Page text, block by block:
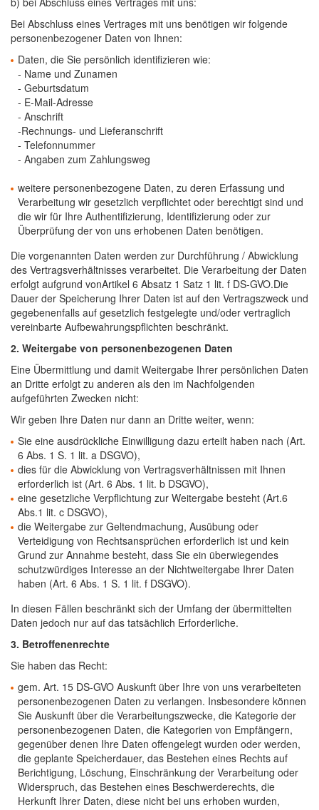
Bei Abschluss eines Vertrages mit uns benötigen wir folgende
personenbezogener Daten von Ihnen:
Daten, die Sie persönlich identifizieren wie:
- Name und Zunamen
- Geburtsdatum
- E-Mail-Adresse
- Anschrift
-Rechnungs- und Lieferanschrift
- Telefonnummer
- Angaben zum Zahlungsweg
weitere personenbezogene Daten, zu deren Erfassung und
Verarbeitung wir gesetzlich verpflichtet oder berechtigt sind und
die wir für Ihre Authentifizierung, Identifizierung oder zur
Überprüfung der von uns erhobenen Daten benötigen.
Die vorgenannten Daten werden zur Durchführung / Abwicklung
des Vertragsverhältnisses verarbeitet. Die Verarbeitung der Daten
erfolgt aufgrund vonArtikel 6 Absatz 1 Satz 1 lit. f DS-GVO.Die
Dauer der Speicherung Ihrer Daten ist auf den Vertragszweck und
gegebenenfalls auf gesetzlich festgelegte und/oder vertraglich
vereinbarte Aufbewahrungspflichten beschränkt.
2. Weitergabe von personenbezogenen Daten
Eine Übermittlung und damit Weitergabe Ihrer persönlichen Daten
an Dritte erfolgt zu anderen als den im Nachfolgenden
aufgeführten Zwecken nicht:
Wir geben Ihre Daten nur dann an Dritte weiter, wenn:
Sie eine ausdrückliche Einwilligung dazu erteilt haben nach (Art.
6 Abs. 1 S. 1 lit. a DSGVO),
dies für die Abwicklung von Vertragsverhältnissen mit Ihnen
erforderlich ist (Art. 6 Abs. 1 lit. b DSGVO),
eine gesetzliche Verpflichtung zur Weitergabe besteht (Art.6
Abs.1 lit. c DSGVO),
die Weitergabe zur Geltendmachung, Ausübung oder
Verteidigung von Rechtsansprüchen erforderlich ist und kein
Grund zur Annahme besteht, dass Sie ein überwiegendes
schutzwürdiges Interesse an der Nichtweitergabe Ihrer Daten
haben (Art. 6 Abs. 1 S. 1 lit. f DSGVO).
In diesen Fällen beschränkt sich der Umfang der übermittelten
Daten jedoch nur auf das tatsächlich Erforderliche.
3. Betroffenenrechte
Sie haben das Recht:
gem. Art. 15 DS-GVO Auskunft über Ihre von uns verarbeiteten
personenbezogenen Daten zu verlangen. Insbesondere können
Sie Auskunft über die Verarbeitungszwecke, die Kategorie der
personenbezogenen Daten, die Kategorien von Empfängern,
gegenüber denen Ihre Daten offengelegt wurden oder werden,
die geplante Speicherdauer, das Bestehen eines Rechts auf
Berichtigung, Löschung, Einschränkung der Verarbeitung oder
Widerspruch, das Bestehen eines Beschwerderechts, die
Herkunft Ihrer Daten, diese nicht bei uns erhoben wurden,